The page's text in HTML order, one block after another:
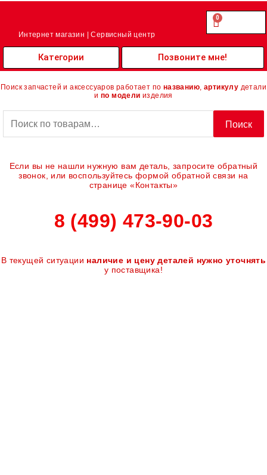
Перейти
Интернет магазин | Сервисный центр
0.00
0
Cart
Категории Позвоните мне!
Поиск запчастей и аксессуаров работает по названию артикулу детали
и по модели изделия
Поиск
Если вы не нашли нужную вам деталь, запросите обратный
звонок, или воспользуйтесь формой обратной связи на
странице «Контакты»
8 (499) 473-90-03
В текущей ситуации наличие и цену деталей нужно уточнять
у поставщика!